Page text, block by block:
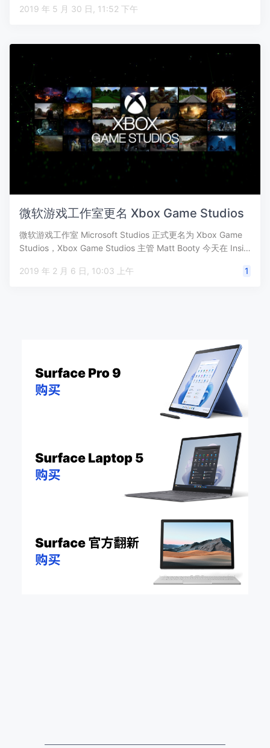
2019 年 5 月 30 日, 11:52 下午
微软游戏工作室更名 Xbox Game Studios
微软游戏工作室 Microsoft Studios 正式更名为 Xbox Game
Studios，Xbox Game Studios 主管 Matt Booty 今天在 Insi…
2019 年 2 月 6 日, 10:03 上午 1